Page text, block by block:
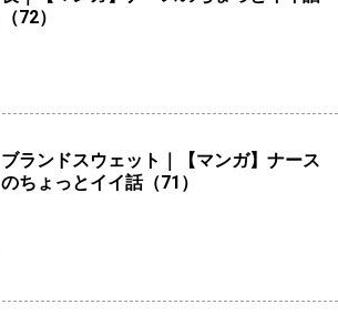
（72）
ブランドスウェット｜【マンガ】ナース
のちょっとイイ話（71）